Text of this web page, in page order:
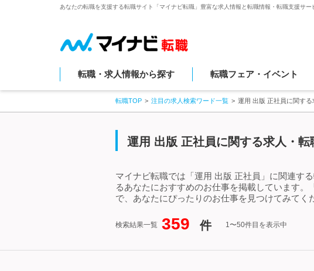
あなたの転職を支援する転職サイト「マイナビ転職」豊富な求人情報と転職情報・転職支援サー
転職・求人情報から探す 転職フェア・イベント
転職TOP 注目の求人検索ワード一覧 運用 出版 正社員に関す
運用 出版 正社員に関する求人・
マイナビ転職では「運用 出版 正社員」に関連す
るあなたにおすすめのお仕事を掲載しています
で、あなたにぴったりのお仕事を見つけてみてく
検索結果一覧 359 件 1〜50件目を表示中